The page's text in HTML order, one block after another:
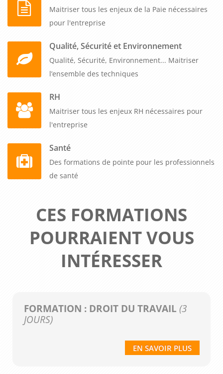
Maitriser tous les enjeux de la Paie nécessaires
pour l'entreprise
Qualité, Sécurité et Environnement
Qualité, Sécurité, Environnement... Maitriser
l’ensemble des techniques
RH
Maitriser tous les enjeux RH nécessaires pour
l'entreprise
Santé
Des formations de pointe pour les professionnels
de santé
CES FORMATIONS
POURRAIENT VOUS
INTÉRESSER
FORMATION : DROIT DU TRAVAIL (3
JOURS)
EN SAVOIR PLUS